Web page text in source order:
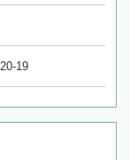
19